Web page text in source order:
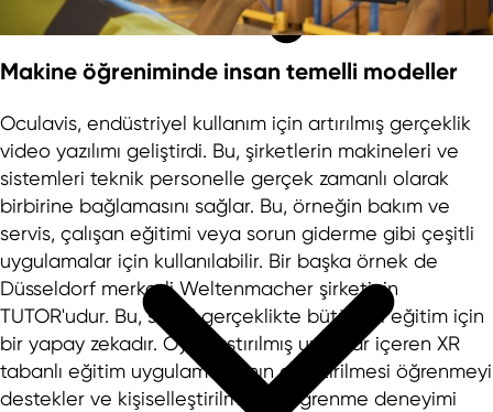
Makine öğreniminde insan temelli modeller
Oculavis, endüstriyel kullanım için artırılmış gerçeklik
video yazılımı geliştirdi. Bu, şirketlerin makineleri ve
sistemleri teknik personelle gerçek zamanlı olarak
birbirine bağlamasını sağlar. Bu, örneğin bakım ve
servis, çalışan eğitimi veya sorun giderme gibi çeşitli
uygulamalar için kullanılabilir. Bir başka örnek de
Düsseldorf merkezli Weltenmacher şirketinin
TUTOR'udur. Bu, sanal gerçeklikte bütünsel eğitim için
bir yapay zekadır. Oyunlaştırılmış unsurlar içeren XR
tabanlı eğitim uygulamalarının geliştirilmesi öğrenmeyi
destekler ve kişiselleştirilmiş bir öğrenme deneyimi